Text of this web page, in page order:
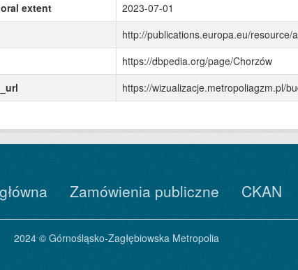
extent
2023-07-01
http://publications.europa.eu/resource/
https://dbpedia.org/page/Chorzów
https://wizualizacje.metropoliagzm.pl/
Zamówienia publiczne CKAN
2024 © Górnośląsko-Zagłębiowska Metropolia